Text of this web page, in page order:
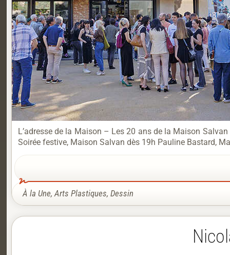
L’adresse de la Maison – Les 20 ans de la Maison
Soirée festive, Maison Salvan dès 19h Pauline Bastard,
À la Une, Arts Plastiques, Dessin